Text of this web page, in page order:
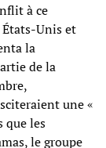
à ce
Unis et
la
de la
une «
que les
le groupe